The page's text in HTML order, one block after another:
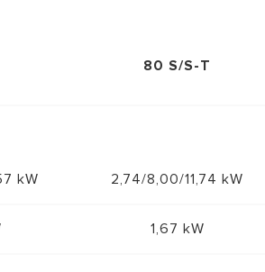
80 S/S-T
kW 2,74/8,00/11,74 kW
1,67 kW